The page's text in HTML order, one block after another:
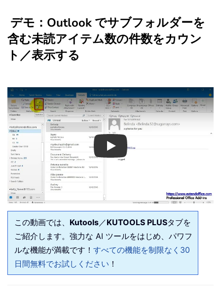
デモ：Outlook でサブフォルダーを
含む未読アイテム数の件数をカウン
ト／表示する
Play
この動画では、 Kutools ／KUTOOLS PLUSタブを
ご紹介します。強力な AI ツールをはじめ、パワフ
ルな機能が満載です！ すべての機能を制限なく30
日間無料でお試しください ！